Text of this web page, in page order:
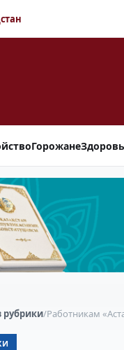
Горожане
рубрики/Работникам